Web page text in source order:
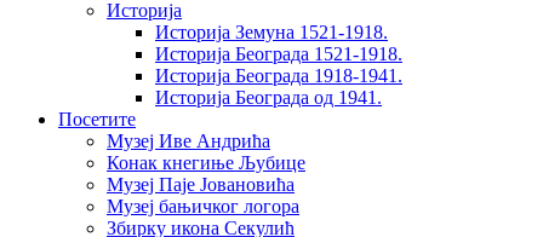
Историја
Историја Земуна 1521-1918.
Историја Београда 1521-1918.
Историја Београда 1918-1941.
Историја Београда од 1941.
Посетите
Музеј Иве Андрића
Конак кнегиње Љубице
Музеј Паје Јовановића
Музеј бањичког логора
Збирку икона Секулић